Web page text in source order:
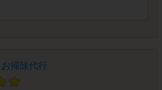
お掃除代行